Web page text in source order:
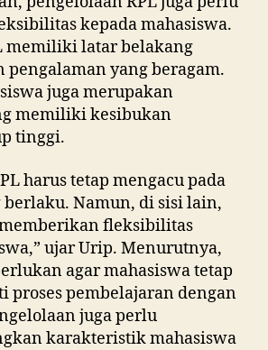
kepada mahasiswa.
memiliki latar belakang
yang beragam.
juga merupakan
memiliki kesibukan
tinggi.
harus tetap mengacu pada
Namun, di sisi lain,
fleksibilitas
ujar Urip. Menurutnya,
agar mahasiswa tetap
proses pembelajaran dengan
juga perlu
karakteristik mahasiswa